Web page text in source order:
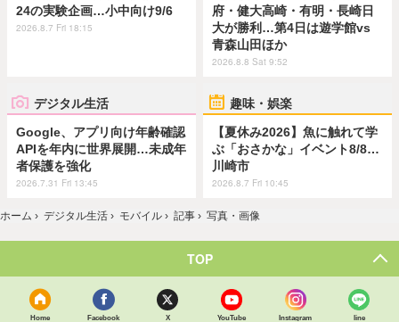
24の実験企画…小中向け9/6
2026.8.7 Fri 18:15
府・健大高崎・有明・長崎日
大が勝利…第4日は遊学館vs
青森山田ほか
2026.8.8 Sat 9:52
デジタル生活
Google、アプリ向け年齢確認
APIを年内に世界展開…未成年
者保護を強化
2026.7.31 Fri 13:45
趣味・娯楽
【夏休み2026】魚に触れて学
ぶ「おさかな」イベント8/8…
川崎市
2026.8.7 Fri 10:45
ホーム › デジタル生活 › モバイル › 記事 › 写真・画像
TOP
Home Facebook X YouTube Instagram line